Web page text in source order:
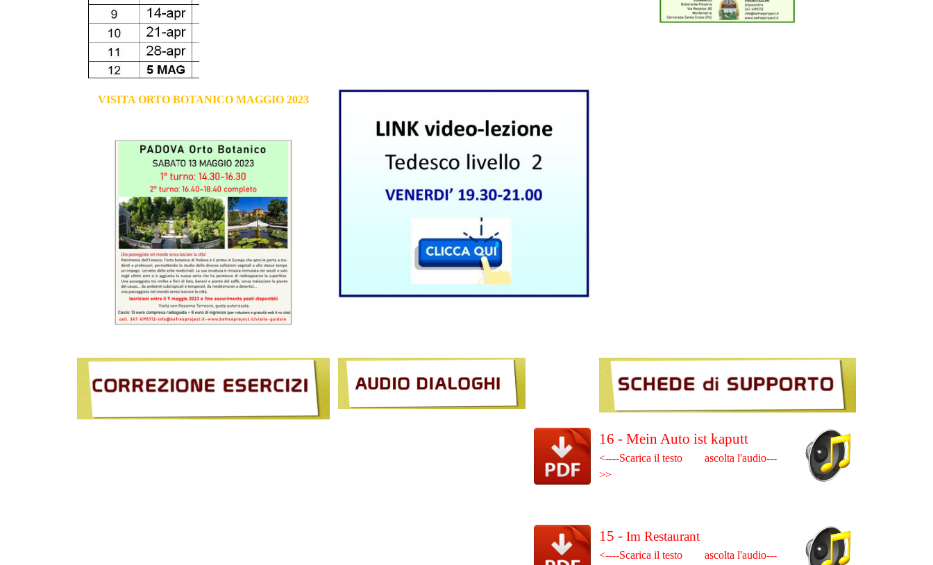
VISITA ORTO BOTANICO MAGGIO 2023
16 - Mein Auto ist kaputt
<----Scarica il testo ascolta l'audio---
>>
15 -Im Restaurant
<----Scarica il testo ascolta l'audio---